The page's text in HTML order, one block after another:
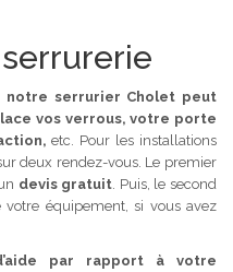
notre serrurier Cholet peut
vos verrous, votre porte
etc. Pour les installations
deux rendez-vous. Le premier
devis gratuit . Puis, le second
équipement, si vous avez
par rapport à votre